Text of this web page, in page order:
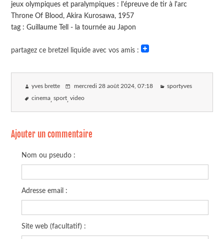
jeux olympiques et paralympiques : l'épreuve de tir à l'arc
Throne Of Blood, Akira Kurosawa, 1957
tag : Guillaume Tell - la tournée au Japon
partagez ce bretzel liquide avec vos amis :
yves brette mercredi 28 août 2024 , 07:18 sportyves
cinema sport video
Ajouter un commentaire
Nom ou pseudo :
Adresse email :
Site web (facultatif) :